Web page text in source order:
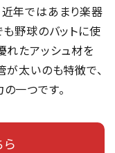
年ではあまり楽器
も野球のバットに使
れたアッシュ材を
が太いのも特徴で、
一つです。